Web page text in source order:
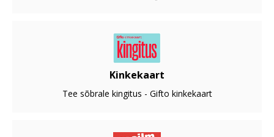
Kinkekaart
Tee sõbrale kingitus - Gifto kinkekaart